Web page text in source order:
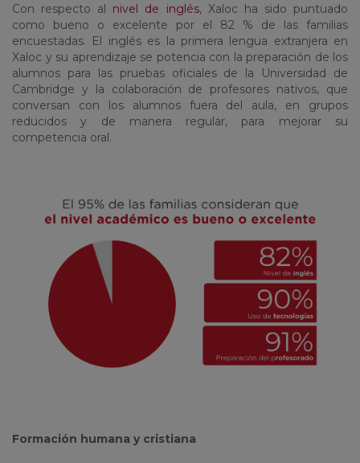
Con respecto al nivel de inglés, Xaloc ha sido puntuado
como bueno o excelente por el 82 % de las familias
encuestadas. El inglés es la primera lengua extranjera en
Xaloc y su aprendizaje se potencia con la preparación de los
alumnos para las pruebas oficiales de la Universidad de
Cambridge y la colaboración de profesores nativos, que
conversan con los alumnos fuera del aula, en grupos
reducidos y de manera regular, para mejorar su
competencia oral.
Formación humana y cristiana